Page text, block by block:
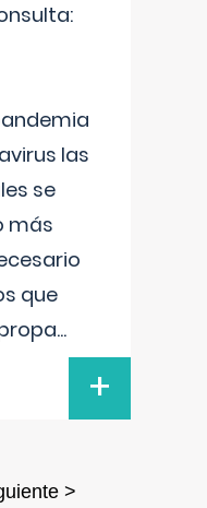
las
se
más
que
...
+
>